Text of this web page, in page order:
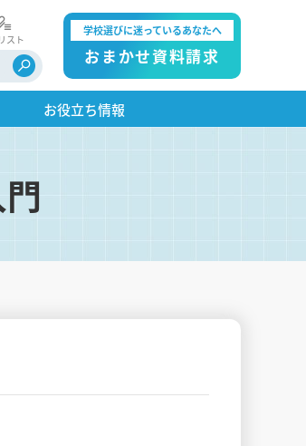
スト
学校選びに迷っているあなたへ
おまかせ資料請求
お役立ち情報